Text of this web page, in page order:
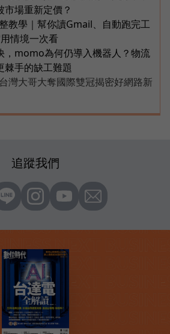
市場重新定價？
教學｜幫你讀Gmail、自動跑完工
情境一次看
，momo為何仍導入機器人？物流
棘手的缺工難題
灣大哥大奪國際雙冠揭密好網路新
追蹤我們